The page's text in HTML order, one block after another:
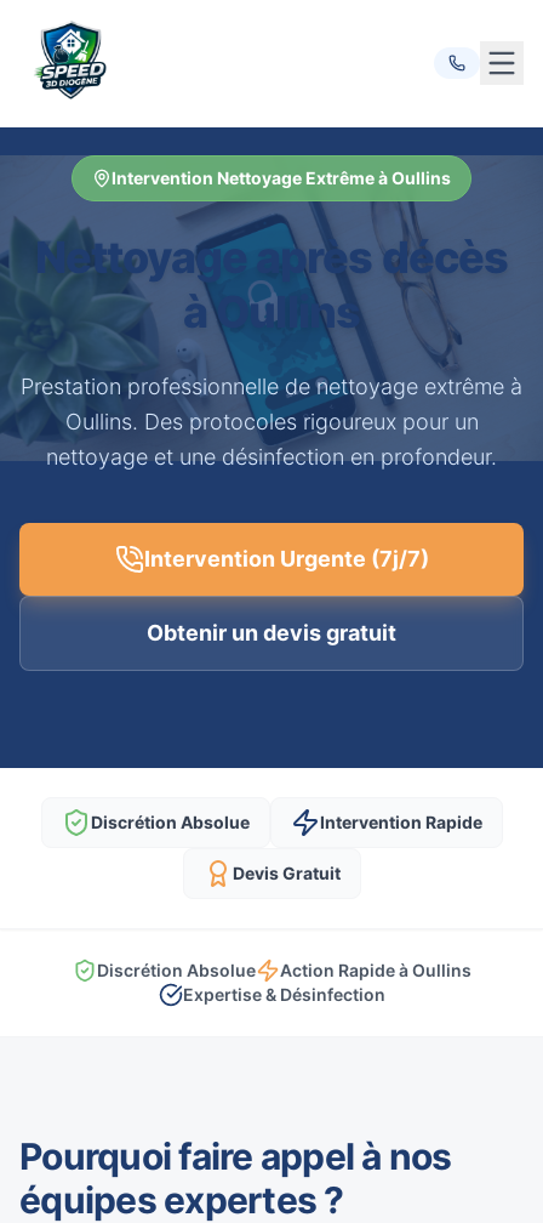
Intervention Nettoyage Extrême à Oullins
Nettoyage après décès
à Oullins
Prestation professionnelle de nettoyage extrême à
Oullins. Des protocoles rigoureux pour un
nettoyage et une désinfection en profondeur.
Intervention Urgente (7j/7)
Obtenir un devis gratuit
Discrétion Absolue Intervention Rapide
Devis Gratuit
Discrétion Absolue
Action Rapide à Oullins
Expertise & Désinfection
Pourquoi faire appel à nos
équipes expertes ?